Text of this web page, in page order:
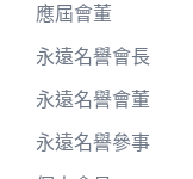
應屆會董
永遠名譽會長
永遠名譽會董
永遠名譽參事